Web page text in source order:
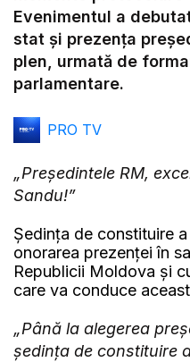
Evenimentul a
stat și prezența
plen, urmată de
parlamentare.
PRO TV
„Președintele RM,
Sandu!”
Ședința de constituire
onorarea prezenței în
Republicii Moldova și
care va conduce
„Până la alegerea
ședința de constituire